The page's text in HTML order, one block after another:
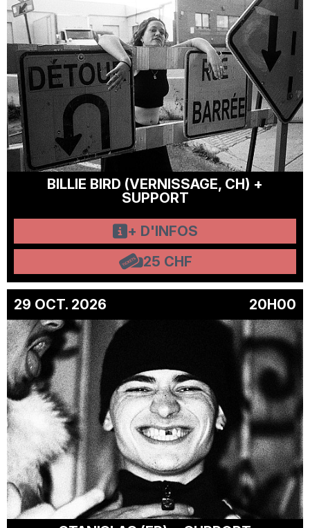
BILLIE BIRD (VERNISSAGE, CH) +
SUPPORT
+ D'INFOS
25 CHF
29 OCT. 2026 20H00